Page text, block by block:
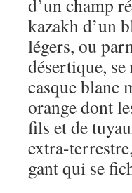
d’un champ
kazakh d’un
légers, ou
désertique,
casque blanc
orange dont
fils et de
extra-
gant qui se